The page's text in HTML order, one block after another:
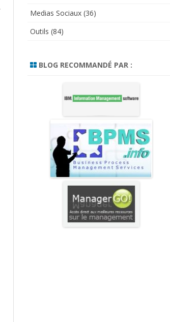
Medias Sociaux(36)
Outils (84)
BLOG RECOMMANDÉ PAR :